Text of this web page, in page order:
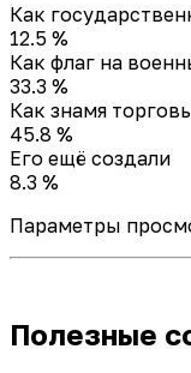
Как
12.5 %
Как флаг на
33.3 %
Как знамя
45.8 %
Его ещё создали
8.3 %
Параметры
Полезные